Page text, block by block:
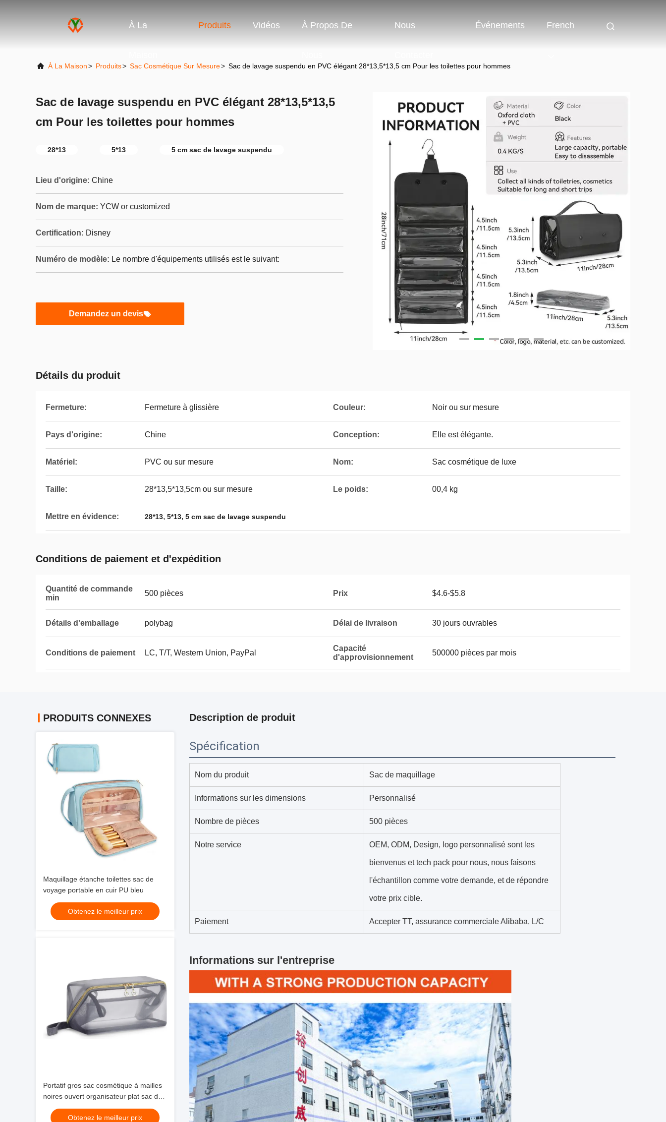
À La Produits Vidéos À Propos De Nous Événements French
À La Maison> Produits> Sac Cosmétique Sur Mesure> Sac de lavage suspendu en PVC élégant 28*13,5*13,5 cm Pour les toilettes pour hommes
Sac de lavage suspendu en PVC élégant 28*13,5*13,5
cm Pour les toilettes pour hommes
28*13 5*13 5 cm sac de lavage suspendu
Lieu d'origine: Chine
Nom de marque: YCW or customized
Certification: Disney
Numéro de modèle: Le nombre d'équipements utilisés est le suivant:
Demandez un devis
Détails du produit
Fermeture: Fermeture à glissière Couleur: Noir ou sur mesure
Pays d'origine: Chine Conception: Elle est élégante.
Matériel: PVC ou sur mesure Nom: Sac cosmétique de luxe
Taille: 28*13,5*13,5cm ou sur mesure Le poids: 00,4 kg
Mettre en évidence: 28*13, 5*13, 5 cm sac de lavage suspendu
Conditions de paiement et d'expédition
Quantité de commande
min
500 pièces Prix $4.6-$5.8
Détails d'emballage polybag Délai de livraison 30 jours ouvrables
Conditions de paiement LC, T/T, Western Union, PayPal
Capacité
d'approvisionnement
500000 pièces par mois
PRODUITS CONNEXES
Maquillage étanche toilettes sac de
voyage portable en cuir PU bleu
Obtenez le meilleur prix
Portatif gros sac cosmétique à mailles
noires ouvert organisateur plat sac de
voyage pour hommes femmes
Obtenez le meilleur prix
Description de produit
Spécification
Nom du produit Sac de maquillage
Informations sur les dimensions Personnalisé
Nombre de pièces 500 pièces
Notre service OEM, ODM, Design, logo personnalisé sont les
bienvenus et tech pack pour nous, nous faisons
l'échantillon comme votre demande, et de répondre
votre prix cible.
Paiement Accepter TT, assurance commerciale Alibaba, L/C
Informations sur l'entreprise